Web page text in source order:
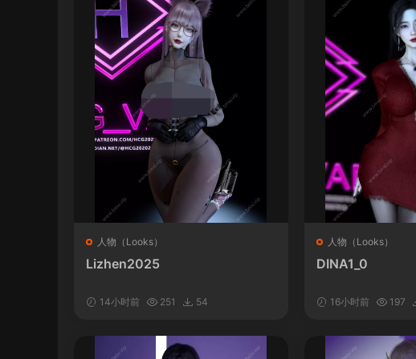
人物（Looks）
Lizhen2025
14小时前 251 54
人物（Looks）
DINA1_0
16小时前 197